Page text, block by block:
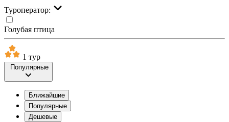
Туроператор:
Голубая птица
1 тур
Популярные
Ближайшие
Популярные
Дешевые